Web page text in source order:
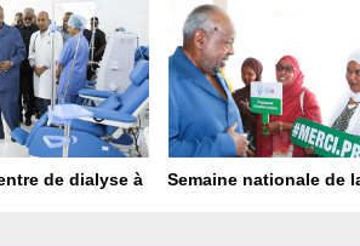
de dialyse à
Semaine nationale de